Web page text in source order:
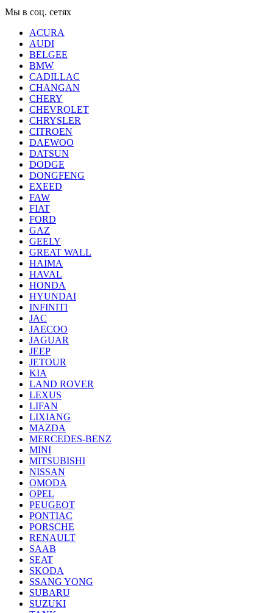
Мы в соц. сетях
ACURA
AUDI
BELGEE
BMW
CADILLAC
CHANGAN
CHERY
CHEVROLET
CHRYSLER
CITROEN
DAEWOO
DATSUN
DODGE
DONGFENG
EXEED
FAW
FIAT
FORD
GAZ
GEELY
GREAT WALL
HAIMA
HAVAL
HONDA
HYUNDAI
INFINITI
JAC
JAECOO
JAGUAR
JEEP
JETOUR
KIA
LAND ROVER
LEXUS
LIFAN
LIXIANG
MAZDA
MERCEDES-BENZ
MINI
MITSUBISHI
NISSAN
OMODA
OPEL
PEUGEOT
PONTIAC
PORSCHE
RENAULT
SAAB
SEAT
SKODA
SSANG YONG
SUBARU
SUZUKI